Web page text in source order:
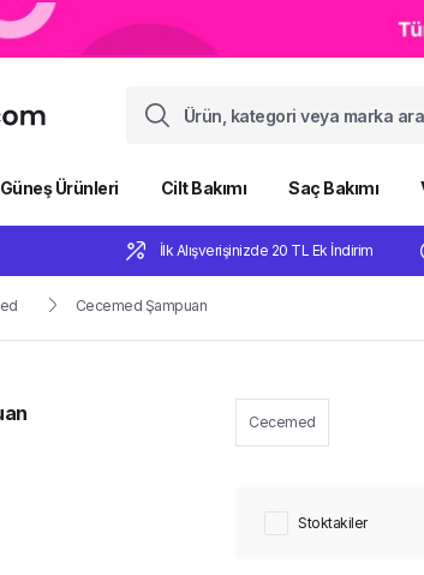
Güneş Ürünleri Cilt Bakımı Saç Bakımı
İlk Alışverişinizde 20 TL Ek İndirim
Cecemed Şampuan
Cecemed
Stoktakiler